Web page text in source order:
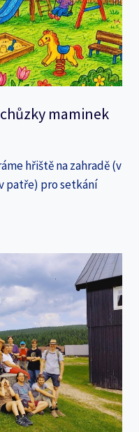
maminek
hřiště na zahradě (v
patře) pro setkání